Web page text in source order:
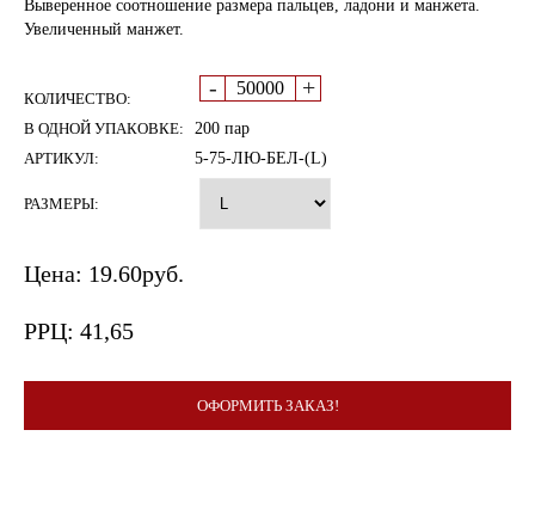
Выверенное соотношение размера пальцев, ладони и манжета.
Увеличенный манжет.
КОЛИЧЕСТВО: - +
В ОДНОЙ УПАКОВКЕ:
200 пар
АРТИКУЛ:
5-75-ЛЮ-БЕЛ-(L)
РАЗМЕРЫ:
Цена: 19.60руб.
РРЦ: 41,65
ОФОРМИТЬ ЗАКАЗ!